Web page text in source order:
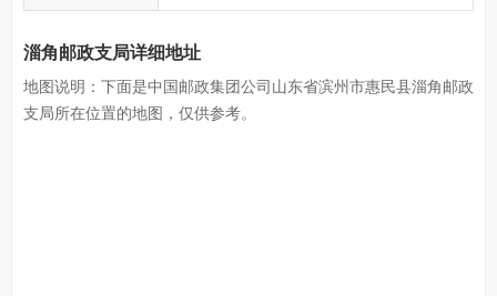
淄角邮政支局详细地址
地图说明：下面是中国邮政集团公司山东省滨州市惠民县淄角邮政
支局所在位置的地图，仅供参考。